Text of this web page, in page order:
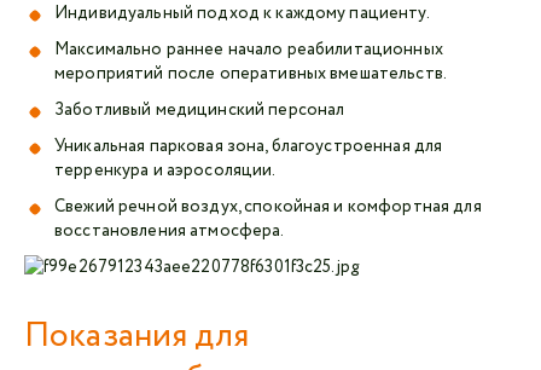
Индивидуальный подход к каждому пациенту.
Максимально раннее начало реабилитационных
мероприятий после оперативных вмешательств.
Заботливый медицинский персонал
Уникальная парковая зона, благоустроенная для
терренкура и аэросоляции.
Свежий речной воздух, спокойная и комфортная для
восстановления атмосфера.
Показания для